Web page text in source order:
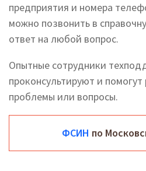
предприятия и номера
можно позвонить в
ответ на любой вопрос.
Опытные сотрудники
проконсультируют и
проблемы или вопросы.
ФСИН по